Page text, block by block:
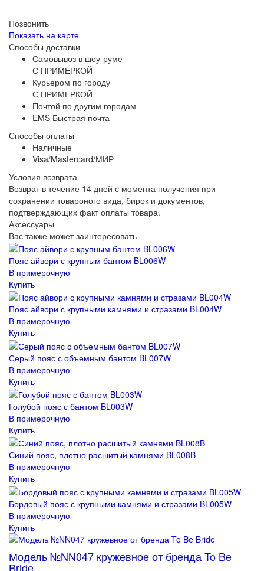
Позвонить
Показать на карте
Способы доставки
Самовывоз в шоу-руме
С ПРИМЕРКОЙ
Курьером по городу
С ПРИМЕРКОЙ
Почтой по другим городам
EMS Быстрая почта
Способы оплаты
Наличные
Visa/Mastercard/МИР
Условия возврата
Возврат в течение 14 дней с момента получения при
сохранении товароного вида, бирок и документов,
подтверждающих факт оплаты товара.
Аксессуары
Вас также может заинтересовать
Пояс айвори с крупным бантом BL006W
В примерочную
Купить
Пояс айвори с крупными камнями и стразами BL004W
В примерочную
Купить
Серый пояс с объемным бантом BL007W
В примерочную
Купить
Голубой пояс с бантом BL003W
В примерочную
Купить
Синий пояс, плотно расшитый камнями BL008B
В примерочную
Купить
Бордовый пояс с крупными камнями и стразами BL005W
В примерочную
Купить
Модель №NN047 кружевное от бренда To Be
Bride